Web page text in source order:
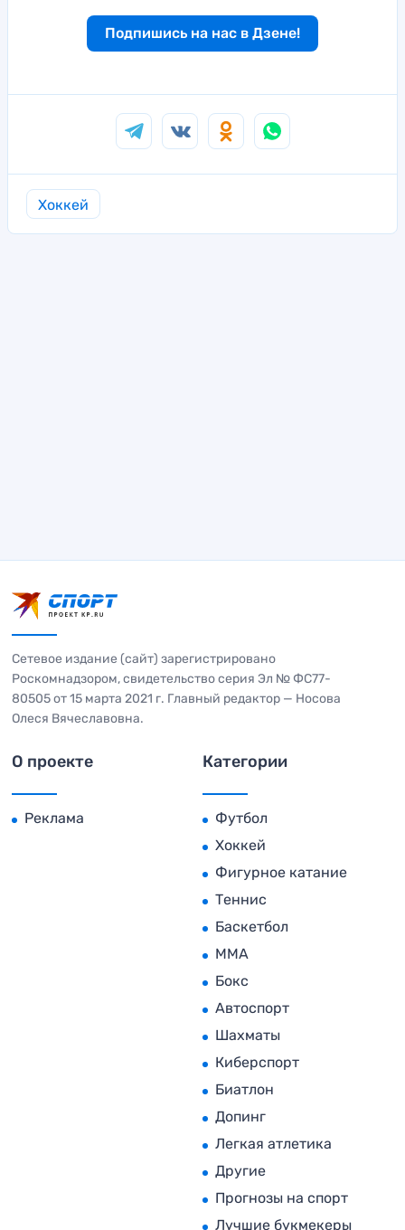
Подпишись на нас в Дзене!
Хоккей
Сетевое издание (сайт) зарегистрировано
Роскомнадзором, свидетельство серия Эл № ФС77-
80505 от 15 марта 2021 г. Главный редактор — Носова
Олеся Вячеславовна.
О проекте
Реклама
Категории
Футбол
Хоккей
Фигурное катание
Теннис
Баскетбол
MMA
Бокс
Автоспорт
Шахматы
Киберспорт
Биатлон
Допинг
Легкая атлетика
Другие
Прогнозы на спорт
Лучшие букмекеры